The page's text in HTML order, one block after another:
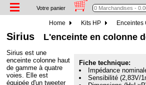
Votre panier
Home Kits HP Enceintes
Sirius L'enceinte en colonne
Fiche technique:
Impédance
Sensibilité (2,83V/
Sirius est une
enceinte colonne haut
de gamme à quatre
voies. Elle est
équipée d'un tweeter